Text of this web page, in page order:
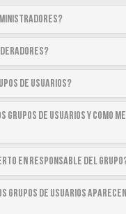
de Usuarios?
Grupos de Usuarios y como
en Responsable del
Grupos de Usuarios